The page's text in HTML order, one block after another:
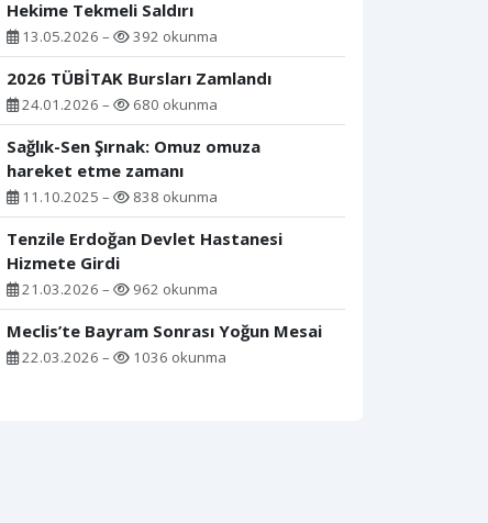
Hekime Tekmeli Saldırı
13.05.2026 – 392 okunma
2026 TÜBİTAK Bursları Zamlandı
24.01.2026 – 680 okunma
Sağlık-Sen Şırnak: Omuz omuza
hareket etme zamanı
11.10.2025 – 838 okunma
Tenzile Erdoğan Devlet Hastanesi
Hizmete Girdi
21.03.2026 – 962 okunma
Meclis’te Bayram Sonrası Yoğun Mesai
22.03.2026 – 1036 okunma